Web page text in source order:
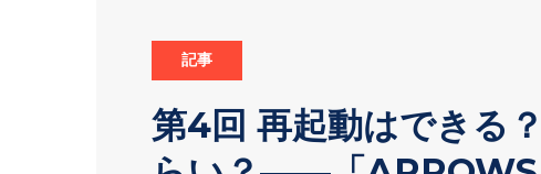
記事
第4回 再起動はできる